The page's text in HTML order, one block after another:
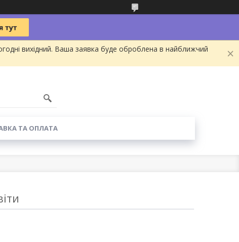
вихідний. Ваша заявка буде оброблена в найближчий
ТА ОПЛАТА